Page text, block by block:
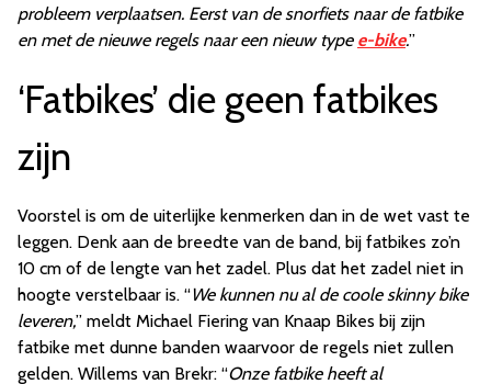
probleem verplaatsen. Eerst van de snorfiets naar de fatbike
en met de nieuwe regels naar een nieuw type e-bike.”
‘Fatbikes’ die geen fatbikes
zijn
Voorstel is om de uiterlijke kenmerken dan in de wet vast te
leggen. Denk aan de breedte van de band, bij fatbikes zo’n
10 cm of de lengte van het zadel. Plus dat het zadel niet in
hoogte verstelbaar is. “We kunnen nu al de coole skinny bike
leveren,” meldt Michael Fiering van Knaap Bikes bij zijn
fatbike met dunne banden waarvoor de regels niet zullen
gelden. Willems van Brekr: “Onze fatbike heeft al